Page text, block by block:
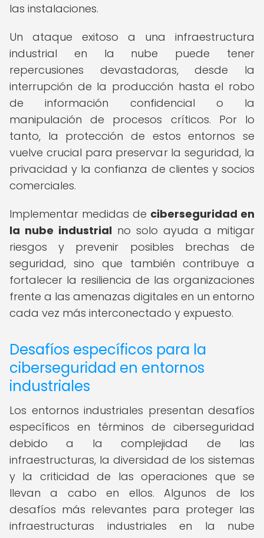
las instalaciones.
Un ataque exitoso a una infraestructura
industrial en la nube puede tener
repercusiones devastadoras, desde la
interrupción de la producción hasta el robo
de información confidencial o la
manipulación de procesos críticos. Por lo
tanto, la protección de estos entornos se
vuelve crucial para preservar la seguridad, la
privacidad y la confianza de clientes y socios
comerciales.
Implementar medidas de ciberseguridad en
la nube industrial no solo ayuda a mitigar
riesgos y prevenir posibles brechas de
seguridad, sino que también contribuye a
fortalecer la resiliencia de las organizaciones
frente a las amenazas digitales en un entorno
cada vez más interconectado y expuesto.
Desafíos específicos para la
ciberseguridad en entornos
industriales
Los entornos industriales presentan desafíos
específicos en términos de ciberseguridad
debido a la complejidad de las
infraestructuras, la diversidad de los sistemas
y la criticidad de las operaciones que se
llevan a cabo en ellos. Algunos de los
desafíos más relevantes para proteger las
infraestructuras industriales en la nube